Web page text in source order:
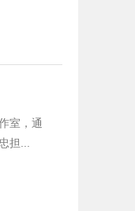
室，通
担...